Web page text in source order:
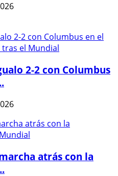
2-2 con Columbus
atrás con la